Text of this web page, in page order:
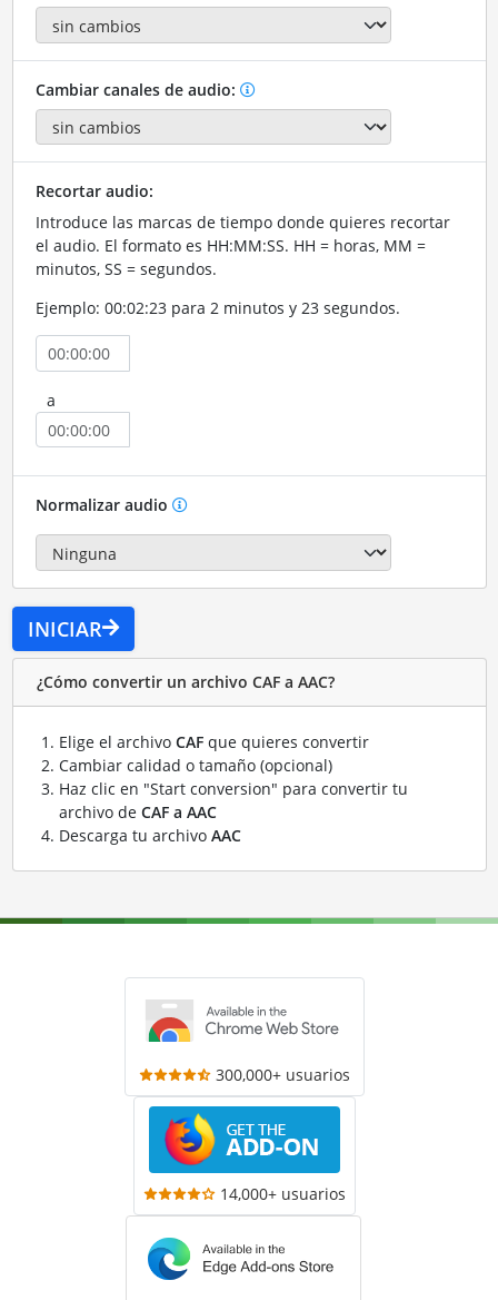
Cambiar canales de audio:
Recortar audio:
Introduce las marcas de tiempo donde quieres recortar
el audio. El formato es HH:MM:SS. HH = horas, MM =
minutos, SS = segundos.
Ejemplo: 00:02:23 para 2 minutos y 23 segundos.
a
Normalizar audio
INICIAR
¿Cómo convertir un archivo CAF a AAC?
Elige el archivo CAFque quieres convertir
Cambiar calidad o tamaño (opcional)
Haz clic en "Start conversion" para convertir tu
archivo de CAF a AAC
Descarga tu archivo AAC
300,000+ usuarios
14,000+ usuarios